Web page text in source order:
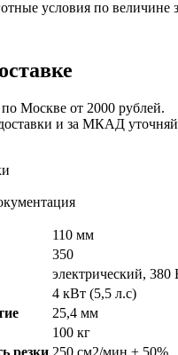
Москве от 2000 рублей.
110 мм
электрический, 380 В
4 кВт (5,5 л.с)
25,4 мм
100 кг
резки
250 см2/мин ± 50%
96х52х116 см